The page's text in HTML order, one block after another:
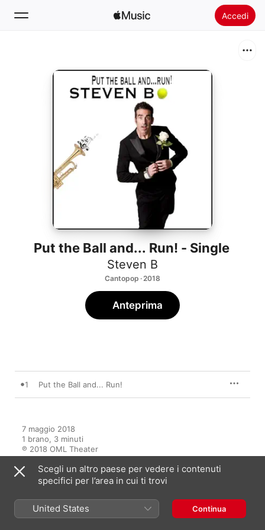
Accedi
Installare Apple Music
Put the Ball and... Run! - Single
Steven B
Cantopop · 2018
Anteprima
1 Put the Ball and... Run!
7 maggio 2018
1 brano, 3 minuti
℗ 2018 OML Theater
Altri brani di Steven B
Scegli un altro paese per vedere i contenuti
specifici per l’area in cui ti trovi
United States Continua